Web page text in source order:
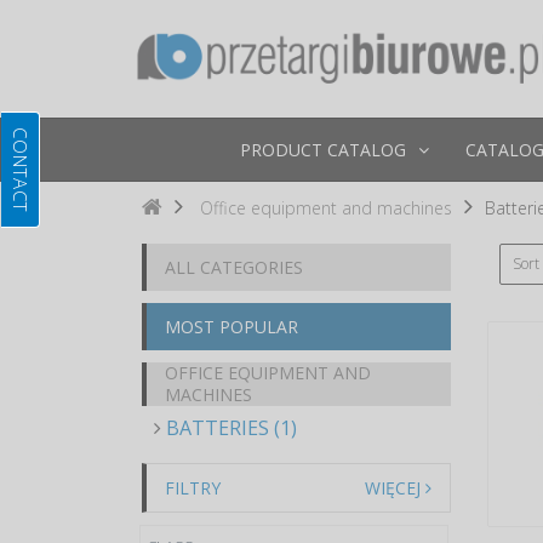
PRODUCT CATALOG
Office equipment and machines
ALL CATEGORIES
MOST POPULAR
OFFICE EQUIPMENT AND
MACHINES
BATTERIES (1)
FILTRY WIĘCEJ
Sort